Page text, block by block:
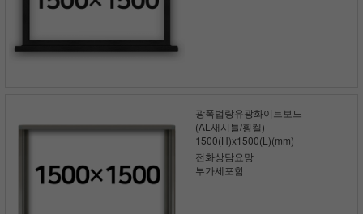
광폭법랑유광화이트보드
(AL새시틀/횡켈)
1500(H)x1500(L)(mm)
전화상담요망
부가세포함